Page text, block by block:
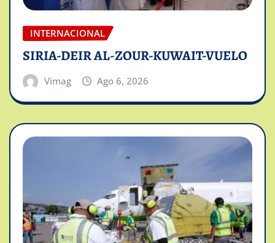
INTERNACIONAL
SIRIA-DEIR AL-ZOUR-KUWAIT-VUELO
Vimag Ago 6, 2026